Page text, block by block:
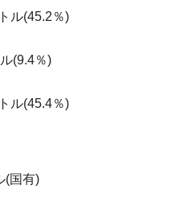
ル(45.2％)
(9.4％)
ル(45.4％)
(国有)